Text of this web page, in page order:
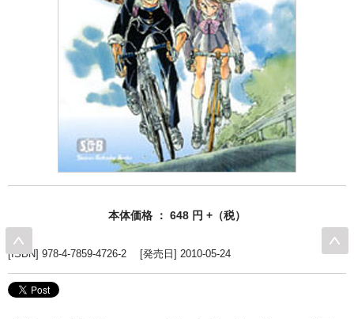
本体価格 ： 648 円 +（税）
[ISBN] 978-4-7859-4726-2 [発売日] 2010-05-24